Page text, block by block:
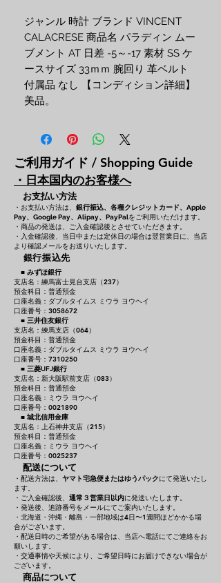
ジャンル 時計 ブランド VINCENT
CALACRESE 商品名 パラディン ムー
ブメント AT 日差 -5～-17 素材 SS ケ
ースサイズ 33ｍｍ 腕回り 革ベルト
付属品 なし 【コンディション詳細】
美品。
ご利用ガイド / Shopping Guide
・日本国内のお客様へ
お支払い方法
・お支払い方法は、 銀行振込、各種クレジットカード、 Apple
Pay、Google Pay、Alipay、PayPalをご利用いただけます。
・商品の発送は、ご入金確認後とさせていただきます。
・入金確認後、当日中または定休日の場合は翌営業日に、当店
より確認メールをお送りいたします。
銀行振込先
■ みずほ銀行
支店名：練馬富士見台支店（237）
預金科目：普通預金
口座名義：ダブルタイムス ミウラ ヨウヘイ
口座番号：3058672
■ 三井住友銀行
支店名：練馬支店（064）
預金科目：普通預金
口座名義：ダブルタイムス ミウラ ヨウヘイ
口座番号：7310250
■ 三菱UFJ銀行
支店名：新大阪駅前支店（083）
預金科目：普通預金
口座名義：ミウラ ヨウヘイ
口座番号：0021890
■ 城北信用金庫
支店名：上石神井支店（215）
預金科目：普通預金
口座名義：ミウラ ヨウヘイ
口座番号：0025237
配送について
・配送方法は、 ヤマト宅急便またはゆうパックにて発送いたし
ます。
・ご入金確認後、 通常３営業日以内に発送いたします。
・発送後、追跡番号をメールにてご案内いたします。
・北海道・沖縄・離島・一部地域は4日〜1週間ほどかかる場
合がございます。
・配送日時のご希望がある場合は、当店へ電話にてご連絡をお
願いします。
・交通事情や天候により、ご希望日時にお届けできない場合が
ございます。
商品について